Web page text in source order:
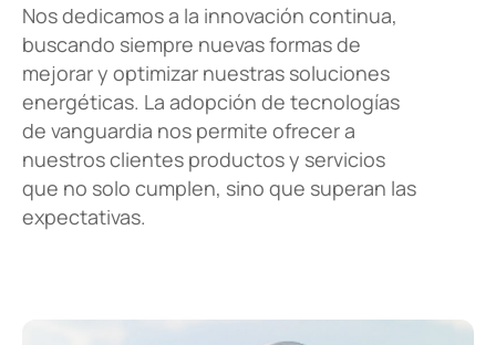
Nos dedicamos a la innovación continua,
buscando siempre nuevas formas de
mejorar y optimizar nuestras soluciones
energéticas. La adopción de tecnologías
de vanguardia nos permite ofrecer a
nuestros clientes productos y servicios
que no solo cumplen, sino que superan las
expectativas.